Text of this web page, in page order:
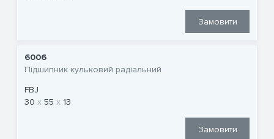
Замовити
6006
Підшипник кульковий радіальний
FBJ
30
55 13
Замовити